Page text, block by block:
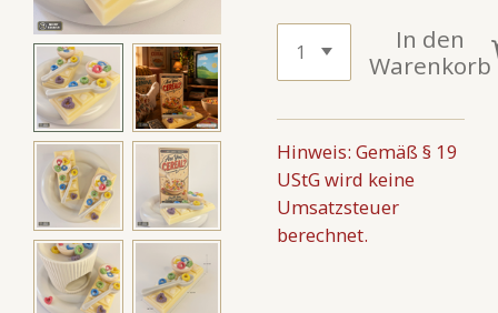
In den
Warenkorb
Hinweis: Gemäß § 19
UStG wird keine
Umsatzsteuer
berechnet.